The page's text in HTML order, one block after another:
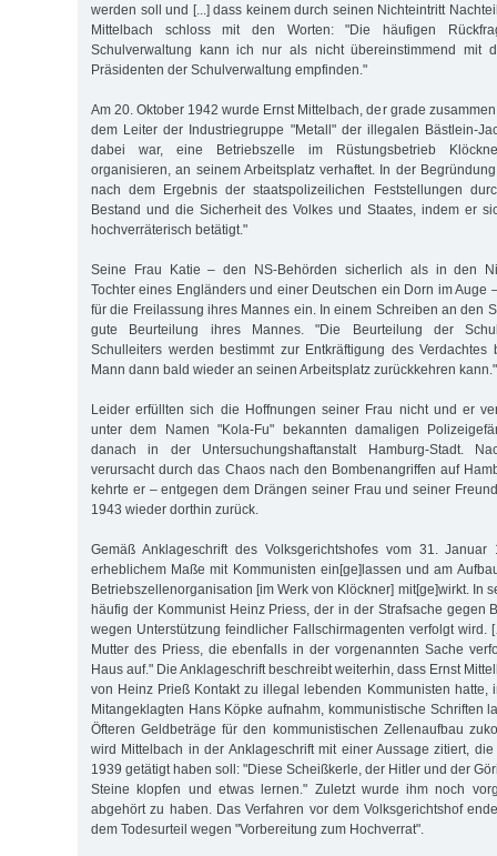
werden soll und [...] dass keinem durch seinen Nichteintritt
Mittelbach schloss mit den Worten: "Die häufigen
Schulverwaltung kann ich nur als nicht übereinstimmend mit
Präsidenten der Schulverwaltung empfinden."
Am 20. Oktober 1942 wurde Ernst Mittelbach, der grade
dem Leiter der Industriegruppe "Metall" der illegalen Bästlein-
dabei war, eine Betriebszelle im Rüstungsbetrieb
organisieren, an seinem Arbeitsplatz verhaftet. In der
nach dem Ergebnis der staatspolizeilichen Feststellungen
Bestand und die Sicherheit des Volkes und Staates, indem er
hochverräterisch betätigt."
Seine Frau Katie – den NS-Behörden sicherlich als in den
Tochter eines Engländers und einer Deutschen ein Dorn im Auge
für die Freilassung ihres Mannes ein. In einem Schreiben an den
gute Beurteilung ihres Mannes. "Die Beurteilung der
Schulleiters werden bestimmt zur Entkräftigung des Verdachtes
Mann dann bald wieder an seinen Arbeitsplatz zurückkehren kann."
Leider erfüllten sich die Hoffnungen seiner Frau nicht und er
unter dem Namen "Kola-Fu" bekannten damaligen
danach in der Untersuchungshaftanstalt Hamburg-Stadt.
verursacht durch das Chaos nach den Bombenangriffen auf
kehrte er – entgegen dem Drängen seiner Frau und seiner
1943 wieder dorthin zurück.
Gemäß Anklageschrift des Volksgerichtshofes vom 31.
erheblichem Maße mit Kommunisten ein[ge]lassen und am
Betriebszellenorganisation [im Werk von Klöckner] mit[ge]wirkt. In
häufig der Kommunist Heinz Priess, der in der Strafsache gegen
wegen Unterstützung feindlicher Fallschirmagenten verfolgt
Mutter des Priess, die ebenfalls in der vorgenannten Sache
Haus auf." Die Anklageschrift beschreibt weiterhin, dass Ernst
von Heinz Prieß Kontakt zu illegal lebenden Kommunisten hatte,
Mitangeklagten Hans Köpke aufnahm, kommunistische Schriften
Öfteren Geldbeträge für den kommunistischen Zellenaufbau
wird Mittelbach in der Anklageschrift mit einer Aussage zitiert,
1939 getätigt haben soll: "Diese Scheißkerle, der Hitler und der
Steine klopfen und etwas lernen." Zuletzt wurde ihm noch
abgehört zu haben. Das Verfahren vor dem Volksgerichtshof
dem Todesurteil wegen "Vorbereitung zum Hochverrat".